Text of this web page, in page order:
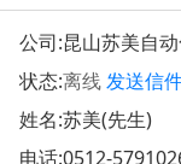
公司:昆山苏美自
状态:离线发送信
姓名:苏美(先生)
电话:0512-